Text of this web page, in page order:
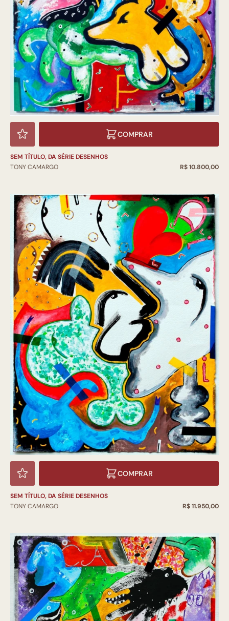
COMPRAR
SEM TÍTULO, DA SÉRIE DESENHOS
TONY CAMARGO
R$ 10.800,00
COMPRAR
SEM TÍTULO, DA SÉRIE DESENHOS
TONY CAMARGO
R$ 11.950,00